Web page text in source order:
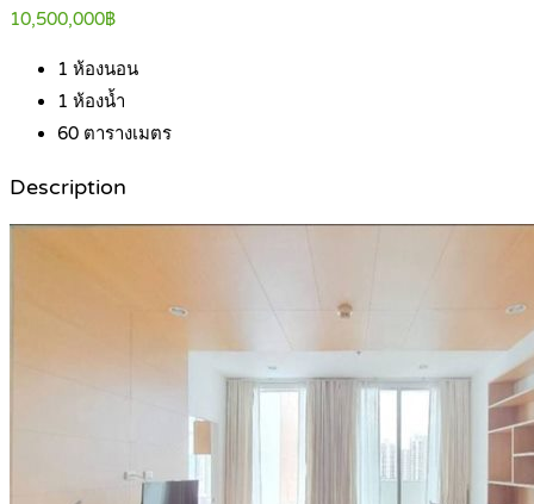
10,500,000฿
1 ห้องนอน
1 ห้องน้ำ
60 ตารางเมตร
Description